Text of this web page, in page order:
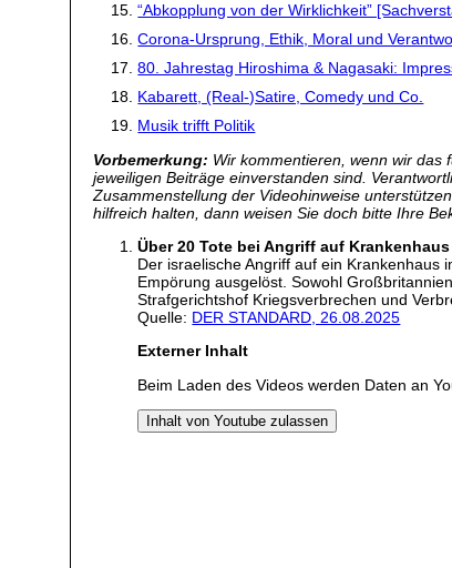
“Abkopplung von der Wirklichkeit”
Corona-Ursprung, Ethik, Moral und
80. Jahrestag Hiroshima & Nagasaki:
Kabarett, (Real-)Satire, Comedy und Co.
Musik trifft Politik
Vorbemerkung: Wir kommentieren, wenn wir das
jeweiligen Beiträge einverstanden sind.
Zusammenstellung der Videohinweise
hilfreich halten, dann weisen Sie doch bitte Ihre
Über 20 Tote bei Angriff auf
Der israelische Angriff auf ein
Empörung ausgelöst. Sowohl
Strafgerichtshof Kriegsverbrechen und
Quelle: DER STANDARD, 26.08.2025
Externer Inhalt
Beim Laden des Videos werden Daten an
Inhalt von Youtube zulassen